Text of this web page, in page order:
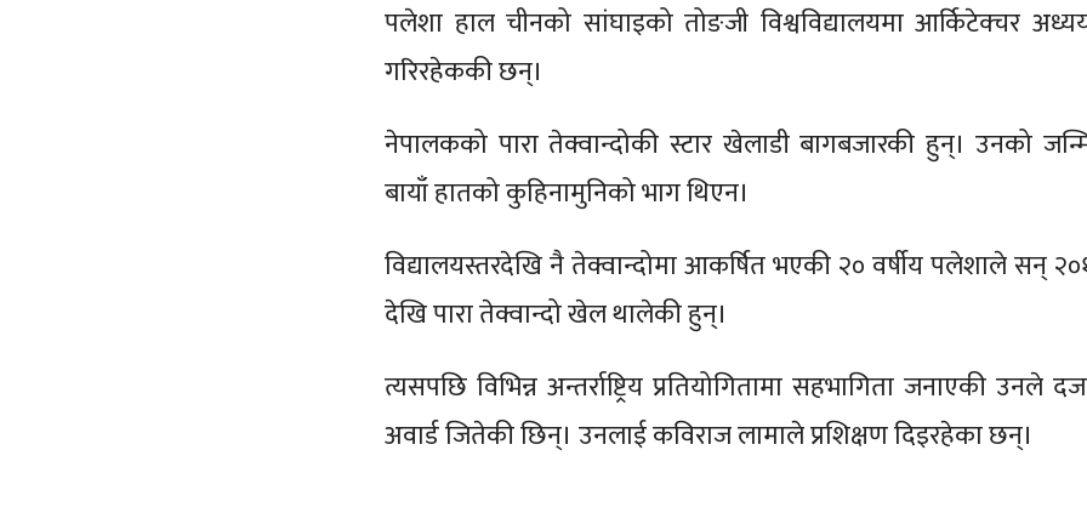
पलेशा हाल चीनको सांघाइको तोङजी विश्वविद्यालयमा आर्किटेक्चर
गरिरहेककी छन्।
नेपालकको पारा तेक्वान्दोकी स्टार खेलाडी बागबजारकी हुन्। उनको
बायाँ हातको कुहिनामुनिको भाग थिएन।
विद्यालयस्तरदेखि नै तेक्वान्दोमा आकर्षित भएकी २० वर्षीय पलेशाले सन्
देखि पारा तेक्वान्दो खेल थालेकी हुन्।
त्यसपछि विभिन्न अन्तर्राष्ट्रिय प्रतियोगितामा सहभागिता जनाएकी उनले
अवार्ड जितेकी छिन्। उनलाई कविराज लामाले प्रशिक्षण दिइरहेका छन्।